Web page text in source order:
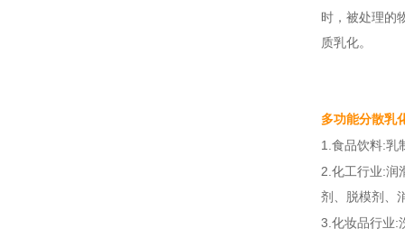
时，被处理的
质乳化。
多功能分散乳
1. 食品饮料:乳
2. 化工行业:润
剂、脱模剂、
3. 化妆品行业: